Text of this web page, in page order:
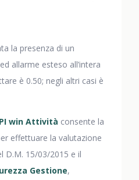
la presenza di un
allarme esteso all’intera
è 0.50; negli altri casi è
win Attività consente la
effettuare la valutazione
D.M. 15/03/2015 e il
Gestione,